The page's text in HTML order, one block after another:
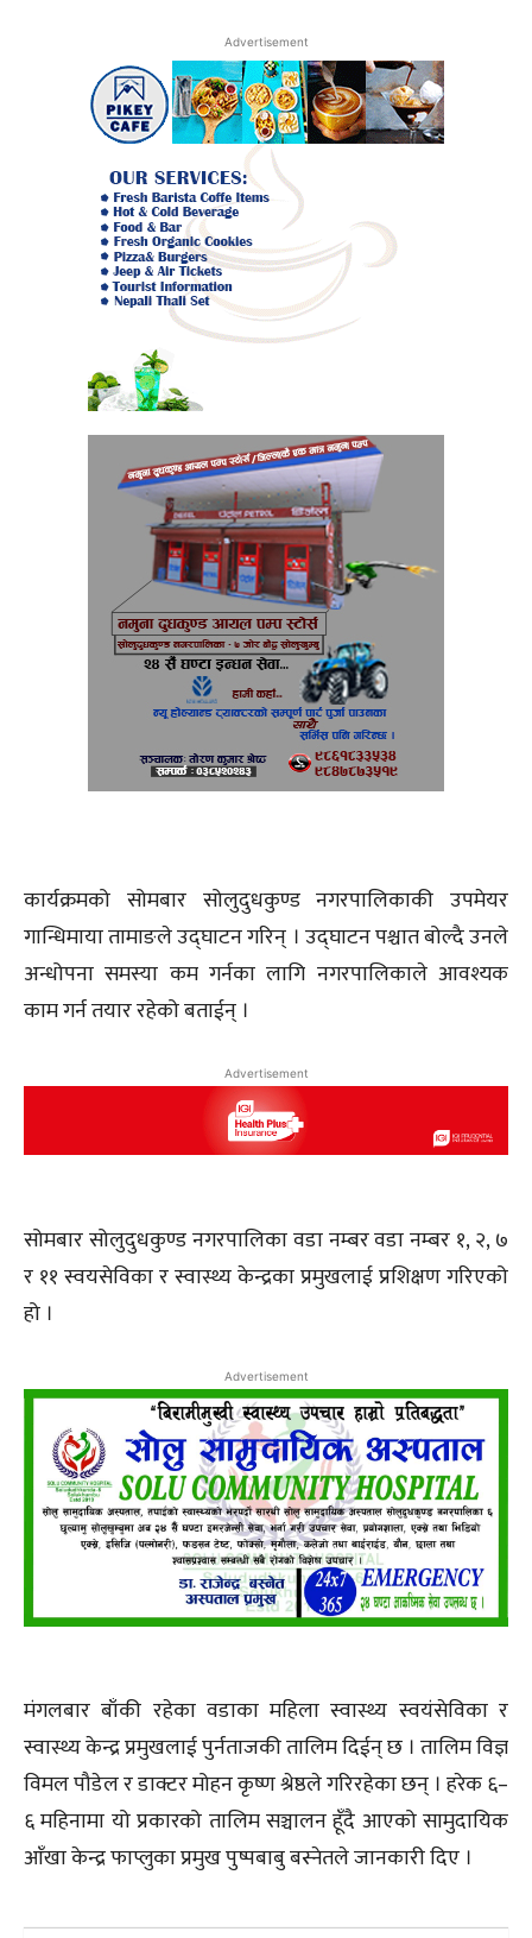
Advertisement
कार्यक्रमको सोमबार सोलुदुधकुण्ड नगरपालिकाकी उपमेयर
गान्धिमाया तामाङले उद्घाटन गरिन् । उद्घाटन पश्चात बोल्दै उनले
अन्धोपना समस्या कम गर्नका लागि नगरपालिकाले आवश्यक
काम गर्न तयार रहेको बताईन् ।
Advertisement
सोमबार सोलुदुधकुण्ड नगरपालिका वडा नम्बर वडा नम्बर १, २, ७
र ११ स्वयसेविका र स्वास्थ्य केन्द्रका प्रमुखलाई प्रशिक्षण गरिएको
हो ।
Advertisement
मंगलबार बाँकी रहेका वडाका महिला स्वास्थ्य स्वयंसेविका र
स्वास्थ्य केन्द्र प्रमुखलाई पुर्नताजकी तालिम दिईन् छ । तालिम विज्ञ
विमल पौडेल र डाक्टर मोहन कृष्ण श्रेष्ठले गरिरहेका छन् । हरेक ६–
६ महिनामा यो प्रकारको तालिम सञ्चालन हूँदै आएको सामुदायिक
आँखा केन्द्र फाप्लुका प्रमुख पुष्पबाबु बस्नेतले जानकारी दिए ।